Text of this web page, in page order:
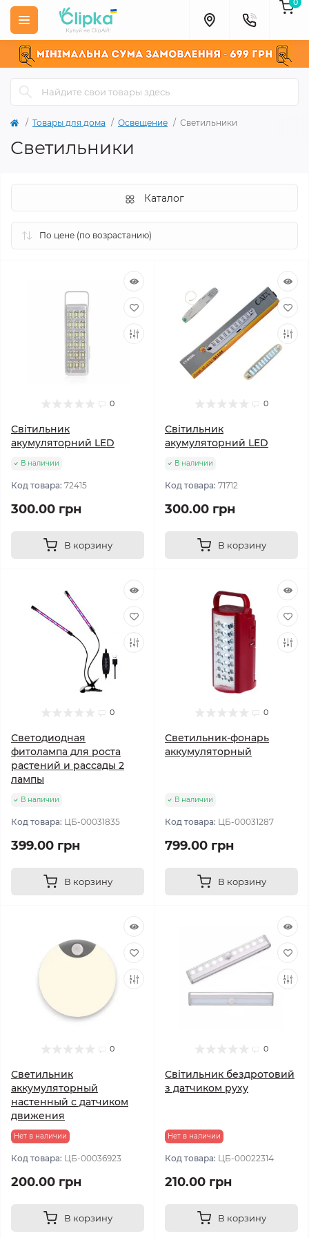
Товары для дома Освещение Светильники
Светильники
Каталог
0
Світильник
акумуляторний LED
В наличии
Код товара: 72415
300.00 грн
В корзину
0
Світильник
акумуляторний LED
В наличии
Код товара: 71712
300.00 грн
В корзину
0
Светодиодная
фитолампа для роста
растений и рассады 2
лампы
В наличии
Код товара: ЦБ-00031835
399.00 грн
В корзину
0
Светильник-фонарь
аккумуляторный
В наличии
Код товара: ЦБ-00031287
799.00 грн
В корзину
0
Светильник
аккумуляторный
настенный с датчиком
движения
Нет в наличии
Код товара: ЦБ-00036923
200.00 грн
В корзину
0
Світильник бездротовий
з датчиком руху
Нет в наличии
Код товара: ЦБ-00022314
210.00 грн
В корзину